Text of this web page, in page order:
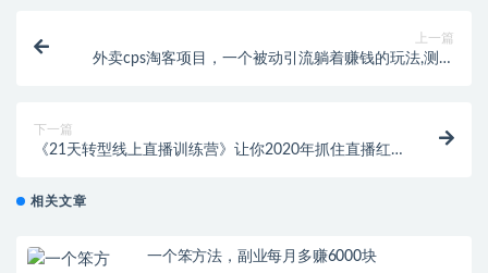
上一篇
外卖cps淘客项目，一个被动引流躺着赚钱的玩法,测试
下一篇
《21天转型线上直播训练营》让你2020年抓住直播红
相关文章
一个笨方法，副业每月多赚6000块